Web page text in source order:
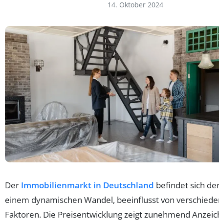
14. Oktober 2024
Der Immobilienmarkt in Deutschland befindet sich
einem dynamischen Wandel, beeinflusst von
Faktoren. Die Preisentwicklung zeigt zunehmend